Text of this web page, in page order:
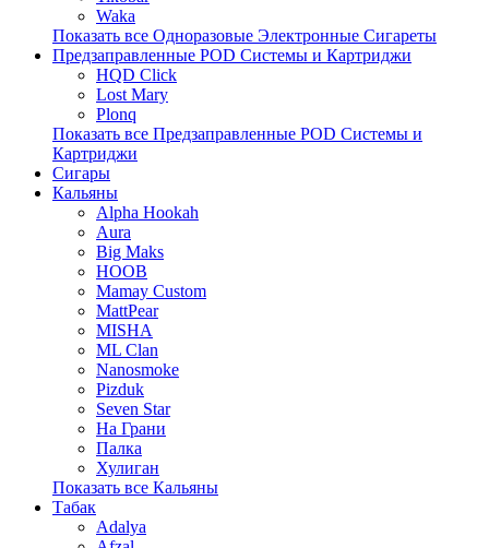
Waka
Показать все Одноразовые Электронные Сигареты
Предзаправленные POD Системы и Картриджи
HQD Click
Lost Mary
Plonq
Показать все Предзаправленные POD Системы и
Картриджи
Сигары
Кальяны
Alpha Hookah
Aura
Big Maks
HOOB
Mamay Custom
MattPear
MISHA
ML Clan
Nanosmoke
Pizduk
Seven Star
На Грани
Палка
Хулиган
Показать все Кальяны
Табак
Adalya